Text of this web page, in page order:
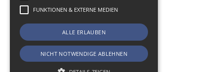
Telefax:+49 (0) 351 - 87 32 699
E-Mail:kanzlei@sbsdresden.de
ESt-Helfer
Start
Impressum
FUNKTIONEN & EXTERNE MEDIEN
ALLE ERLAUBEN
NICHT NOTWENDIGE ABLEHNEN